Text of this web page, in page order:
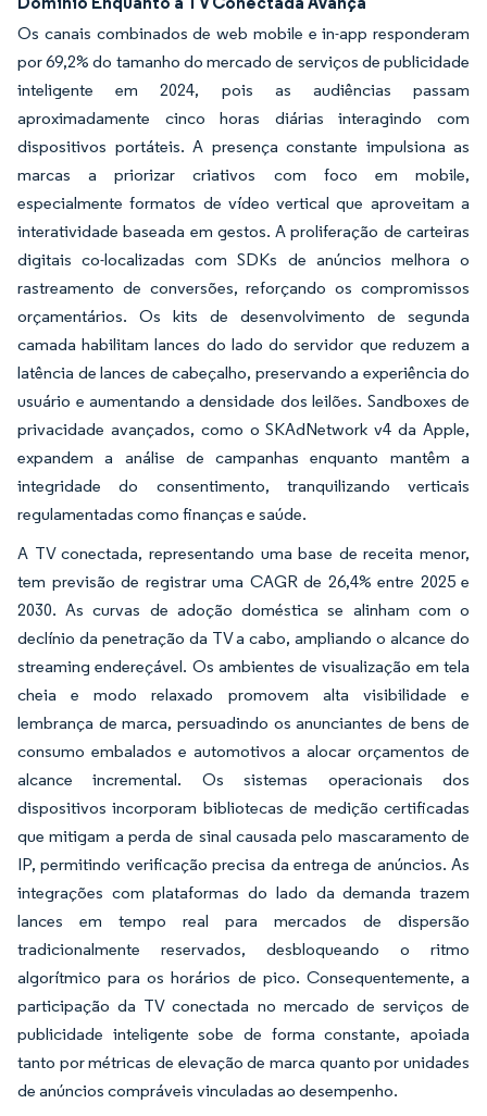
Os canais combinados de web mobile e in-app responderam
por 69,2% do tamanho do mercado de serviços de publicidade
inteligente em 2024, pois as audiências passam
aproximadamente cinco horas diárias interagindo com
dispositivos portáteis. A presença constante impulsiona as
marcas a priorizar criativos com foco em mobile,
especialmente formatos de vídeo vertical que aproveitam a
interatividade baseada em gestos. A proliferação de carteiras
digitais co-localizadas com SDKs de anúncios melhora o
rastreamento de conversões, reforçando os compromissos
orçamentários. Os kits de desenvolvimento de segunda
camada habilitam lances do lado do servidor que reduzem a
latência de lances de cabeçalho, preservando a experiência do
usuário e aumentando a densidade dos leilões. Sandboxes de
privacidade avançados, como o SKAdNetwork v4 da Apple,
expandem a análise de campanhas enquanto mantêm a
integridade do consentimento, tranquilizando verticais
regulamentadas como finanças e saúde.
A TV conectada, representando uma base de receita menor,
tem previsão de registrar uma CAGR de 26,4% entre 2025 e
2030. As curvas de adoção doméstica se alinham com o
declínio da penetração da TV a cabo, ampliando o alcance do
streaming endereçável. Os ambientes de visualização em tela
cheia e modo relaxado promovem alta visibilidade e
lembrança de marca, persuadindo os anunciantes de bens de
consumo embalados e automotivos a alocar orçamentos de
alcance incremental. Os sistemas operacionais dos
dispositivos incorporam bibliotecas de medição certificadas
que mitigam a perda de sinal causada pelo mascaramento de
IP, permitindo verificação precisa da entrega de anúncios. As
integrações com plataformas do lado da demanda trazem
lances em tempo real para mercados de dispersão
tradicionalmente reservados, desbloqueando o ritmo
algorítmico para os horários de pico. Consequentemente, a
participação da TV conectada no mercado de serviços de
publicidade inteligente sobe de forma constante, apoiada
tanto por métricas de elevação de marca quanto por unidades
de anúncios compráveis vinculadas ao desempenho.